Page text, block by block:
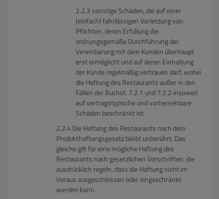
sonstige Schäden, die auf einer
(einfach) fahrlässigen Verletzung von
Pflichten, deren Erfüllung die
ordnungsgemäße Durchführung der
Vereinbarung mit dem Kunden überhaupt
erst ermöglicht und auf deren Einhaltung
der Kunde regelmäßig vertrauen darf, wobei
die Haftung des Restaurants außer in den
Fällen der Buchst. 7.2.1 und 7.2.2 insoweit
auf vertragstypische und vorhersehbare
Schäden beschränkt ist.
Die Haftung des Restaurants nach dem
Produkthaftungsgesetz bleibt unberührt. Das
gleiche gilt für eine mögliche Haftung des
Restaurants nach gesetzlichen Vorschriften, die
ausdrücklich regeln, dass die Haftung nicht im
Voraus ausgeschlossen oder eingeschränkt
werden kann.